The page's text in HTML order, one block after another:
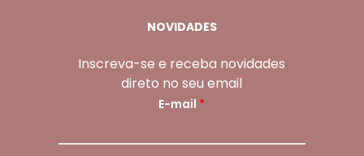
NOVIDADES
Inscreva-se e receba novidades
direto no seu email
E-mail *